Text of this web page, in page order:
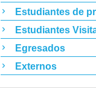
Estudiantes de
Estudiantes
Egresados
Externos